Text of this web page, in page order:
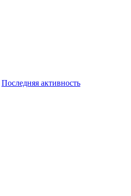
Последняя активность